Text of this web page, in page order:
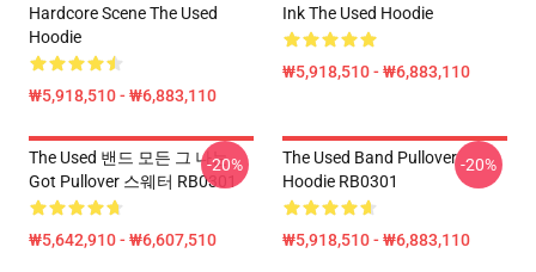
Hardcore Scene The Used
Hoodie
₩5,918,510 - ₩6,883,110
Ink The Used Hoodie
₩5,918,510 - ₩6,883,110
The Used 밴드 모든 그 나는
Got Pullover 스웨터 RB0301
₩5,642,910 - ₩6,607,510
-20%
The Used Band Pullover
Hoodie RB0301
₩5,918,510 - ₩6,883,110
-20%